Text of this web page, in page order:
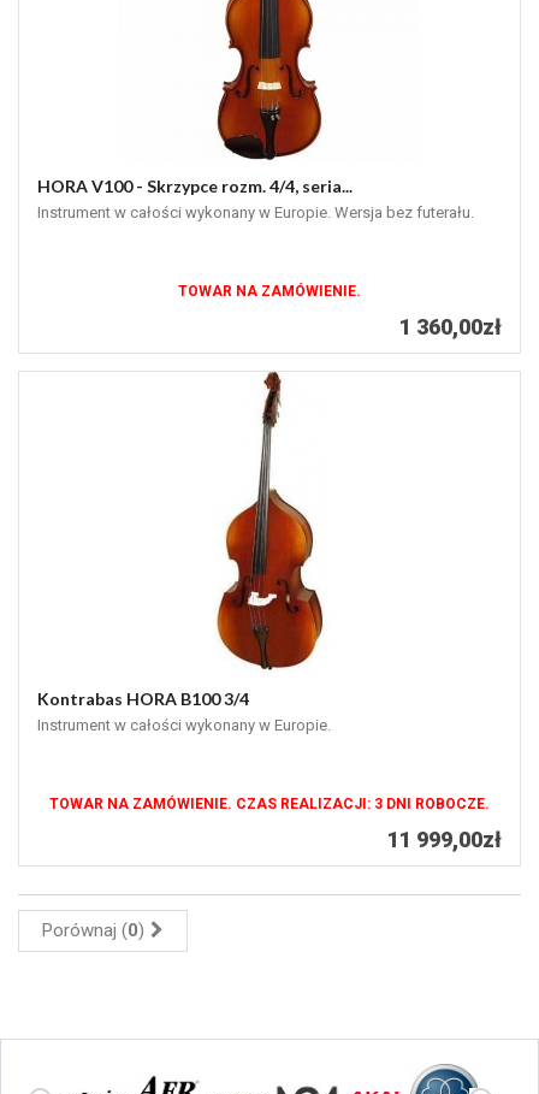
HORA V100 - Skrzypce rozm. 4/4, seria...
Instrument w całości wykonany w Europie. Wersja bez futerału.
TOWAR NA ZAMÓWIENIE.
1 360,00zł
Kontrabas HORA B100 3/4
Instrument w całości wykonany w Europie.
TOWAR NA ZAMÓWIENIE. CZAS REALIZACJI: 3 DNI ROBOCZE.
11 999,00zł
Porównaj (0)